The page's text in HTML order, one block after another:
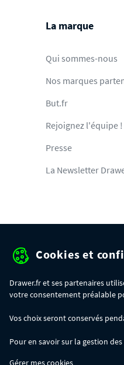
La marque
Qui sommes-nous
Nos marques
But.fr
Rejoignez l'équipe !
Presse
La Newsletter
- 30€ sur votre commande dès
- 100€ sur votre commande
du code adéquat.
Cookies et
Drawer.fr et ses partenaires
votre consentement préalable
Vos choix seront conservés
Pour en savoir sur la gestion
Gérer mes cookies